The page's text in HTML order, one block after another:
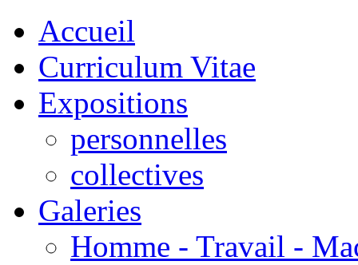
Accueil
Curriculum Vitae
Expositions
personnelles
collectives
Galeries
Homme - Travail -